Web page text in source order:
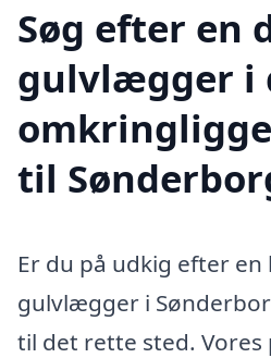
Søg efter en
gulvlægger i
til
Er du på udkig efter
gulvlægger i
til det rette sted.